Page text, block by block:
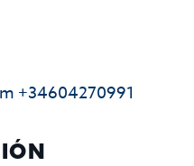
+34604270991